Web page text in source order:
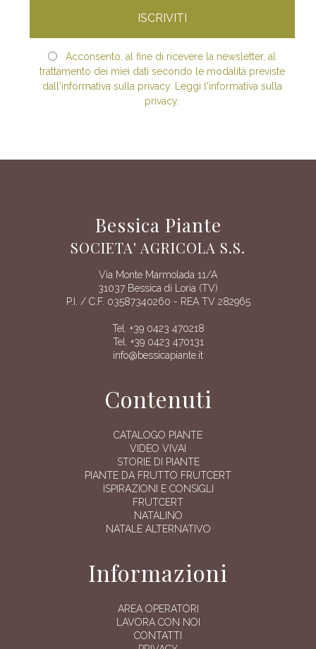
Acconsento, al fine di ricevere la newsletter, al
trattamento dei miei dati secondo le modalità previste
dall'informativa sulla privacy. Leggi l'informativa sulla
privacy.
Bessica Piante
SOCIETA' AGRICOLA S.S.
Via Monte Marmolada 11/A
31037 Bessica di Loria (TV)
P.I. / C.F. 03587340260 - REA TV 282965
Tel. +39 0423 470218
Tel. +39 0423 470131
info@bessicapiante.it
Contenuti
CATALOGO PIANTE
VIDEO VIVAI
STORIE DI PIANTE
PIANTE DA FRUTTO FRUTCERT
ISPIRAZIONI E CONSIGLI
FRUTCERT
NATALINO
NATALE ALTERNATIVO
Informazioni
AREA OPERATORI
LAVORA CON NOI
CONTATTI